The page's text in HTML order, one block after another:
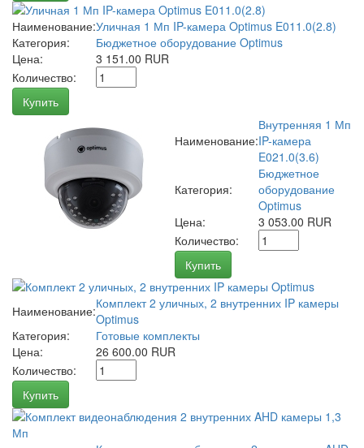
Наименование:Уличная 1 Мп IP-камера Optimus E011.0(2.8)
Категория:
Бюджетное оборудование Optimus
Цена:
3 151.00 RUR
Количество:
Купить
Наименование:
Внутренняя 1 Мп
IP-камера
E021.0(3.6)
Категория:
Бюджетное
оборудование
Optimus
Цена:
3 053.00 RUR
Количество:
Купить
Наименование:Комплект 2 уличных, 2 внутренних IP камеры
Optimus
Категория:
Готовые комплекты
Цена:
26 600.00 RUR
Количество:
Купить